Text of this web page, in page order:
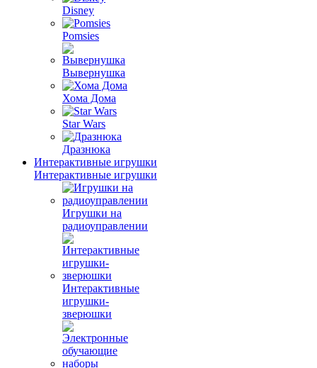
Disney
Pomsies
Вывернушка
Хома Дома
Star Wars
Дразнюка
Интерактивные игрушки
Интерактивные игрушки
Игрушки на
радиоуправлении
Интерактивные
игрушки-
зверюшки